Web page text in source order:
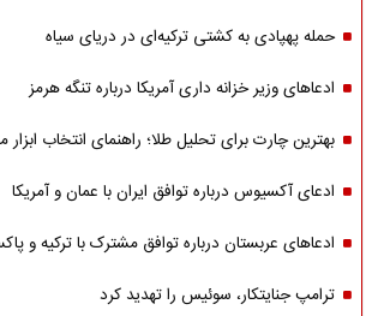
حمله پهپادی به کشتی ترکیه‌ای در دریای سیاه
ادعاهای وزیر خزانه داری آمریکا درباره تنگه هرمز
بهترین چارت برای تحلیل طلا؛ راهنمای انتخاب
ادعای آکسیوس درباره توافق ایران با عمان و آمریکا
ادعاهای عربستان درباره توافق مشترک با ترکیه و
ترامپ جنایتکار، سوئیس را تهدید کرد